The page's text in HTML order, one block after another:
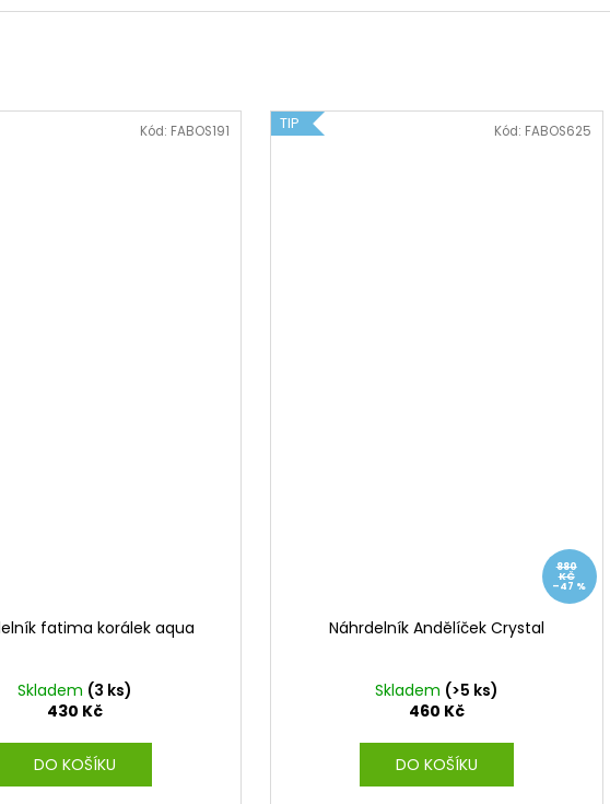
fatima korálek aqua
Skladem (3 ks)
430 Kč
DO KOŠÍKU
Kód: FABOS191 TIP
880
KČ
–47 %
Náhrdelník Andělíček Crystal
Skladem (>5 ks)
460 Kč
DO KOŠÍKU
Kód: FABOS625